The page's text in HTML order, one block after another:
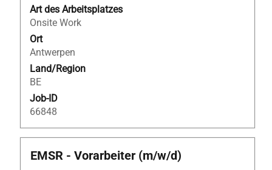
Art des Arbeitsplatzes
Onsite Work
Ort
Antwerpen
Land/Region
BE
Job-ID
66848
Stelleninformationen
vollständig
anzuzeigen.
Stellenbezeichnung
EMSR - Vorarbeiter (m/w/d)
Drücken